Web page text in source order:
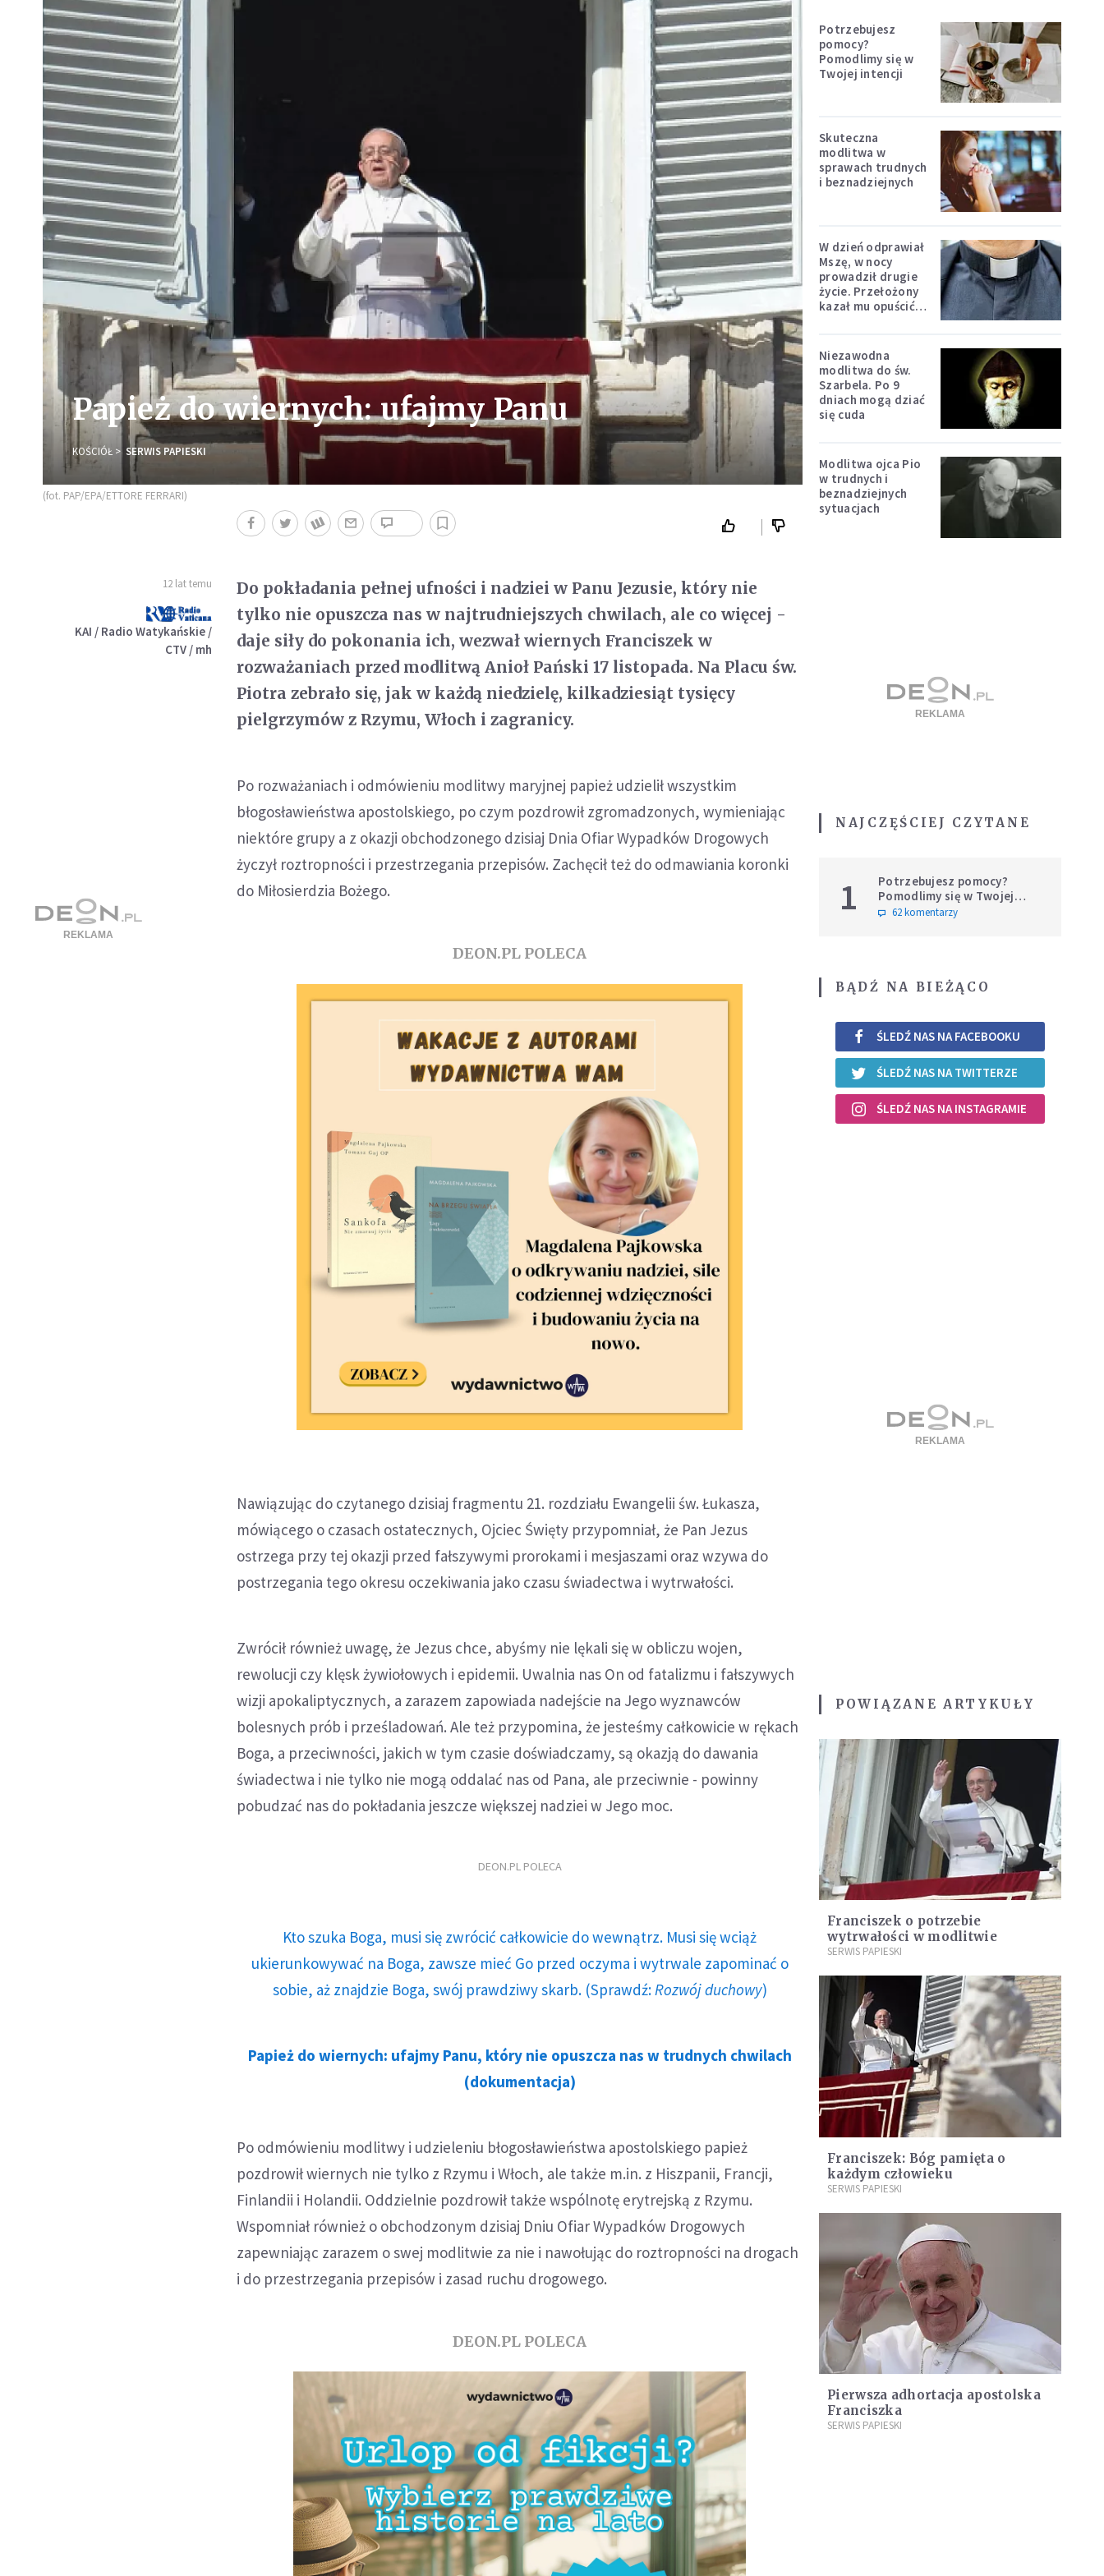
Papież do wiernych: ufajmy Panu
KOŚCIÓŁ SERWIS PAPIESKI
(fot. PAP/EPA/ETTORE FERRARI)
12 lat temu
KAI / Radio Watykańskie /
CTV / mh
Do pokładania pełnej ufności i nadziei w Panu Jezusie, który nie
tylko nie opuszcza nas w najtrudniejszych chwilach, ale co więcej -
daje siły do pokonania ich, wezwał wiernych Franciszek w
rozważaniach przed modlitwą Anioł Pański 17 listopada. Na Placu św.
Piotra zebrało się, jak w każdą niedzielę, kilkadziesiąt tysięcy
pielgrzymów z Rzymu, Włoch i zagranicy.
Po rozważaniach i odmówieniu modlitwy maryjnej papież udzielił wszystkim
błogosławieństwa apostolskiego, po czym pozdrowił zgromadzonych, wymieniając
niektóre grupy a z okazji obchodzonego dzisiaj Dnia Ofiar Wypadków Drogowych
życzył roztropności i przestrzegania przepisów. Zachęcił też do odmawiania koronki
do Miłosierdzia Bożego.
DEON.PL POLECA
Nawiązując do czytanego dzisiaj fragmentu 21. rozdziału Ewangelii św. Łukasza,
mówiącego o czasach ostatecznych, Ojciec Święty przypomniał, że Pan Jezus
ostrzega przy tej okazji przed fałszywymi prorokami i mesjaszami oraz wzywa do
postrzegania tego okresu oczekiwania jako czasu świadectwa i wytrwałości.
Zwrócił również uwagę, że Jezus chce, abyśmy nie lękali się w obliczu wojen,
rewolucji czy klęsk żywiołowych i epidemii. Uwalnia nas On od fatalizmu i fałszywych
wizji apokaliptycznych, a zarazem zapowiada nadejście na Jego wyznawców
bolesnych prób i prześladowań. Ale też przypomina, że jesteśmy całkowicie w rękach
Boga, a przeciwności, jakich w tym czasie doświadczamy, są okazją do dawania
świadectwa i nie tylko nie mogą oddalać nas od Pana, ale przeciwnie - powinny
pobudzać nas do pokładania jeszcze większej nadziei w Jego moc.
DEON.PL POLECA
Kto szuka Boga, musi się zwrócić całkowicie do wewnątrz. Musi się wciąż
ukierunkowywać na Boga, zawsze mieć Go przed oczyma i wytrwale zapominać o
sobie, aż znajdzie Boga, swój prawdziwy skarb. (Sprawdź: Rozwój duchowy)
Papież do wiernych: ufajmy Panu, który nie opuszcza nas w trudnych chwilach
(dokumentacja)
Po odmówieniu modlitwy i udzieleniu błogosławieństwa apostolskiego papież
pozdrowił wiernych nie tylko z Rzymu i Włoch, ale także m.in. z Hiszpanii, Francji,
Finlandii i Holandii. Oddzielnie pozdrowił także wspólnotę erytrejską z Rzymu.
Wspomniał również o obchodzonym dzisiaj Dniu Ofiar Wypadków Drogowych
zapewniając zarazem o swej modlitwie za nie i nawołując do roztropności na drogach
i do przestrzegania przepisów i zasad ruchu drogowego.
DEON.PL POLECA
Potrzebujesz
pomocy?
Pomodlimy się w
Twojej intencji
Skuteczna
modlitwa w
sprawach trudnych
i beznadziejnych
W dzień odprawiał
Mszę, w nocy
prowadził drugie
życie. Przełożony
kazał mu opuścić
Niezawodna
modlitwa do św.
Szarbela. Po 9
dniach mogą dziać
się cuda
Modlitwa ojca Pio
w trudnych i
beznadziejnych
sytuacjach
NAJCZĘŚCIEJ CZYTANE
1
Potrzebujesz pomocy?
Pomodlimy się w Twojej
intencji
62 komentarzy
BĄDŹ NA BIEŻĄCO
ŚLEDŹ NAS NA FACEBOOKU
ŚLEDŹ NAS NA TWITTERZE
ŚLEDŹ NAS NA INSTAGRAMIE
POWIĄZANE ARTYKUŁY
Franciszek o potrzebie
wytrwałości w modlitwie
SERWIS PAPIESKI
Franciszek: Bóg pamięta o
każdym człowieku
SERWIS PAPIESKI
Pierwsza adhortacja apostolska
Franciszka
SERWIS PAPIESKI